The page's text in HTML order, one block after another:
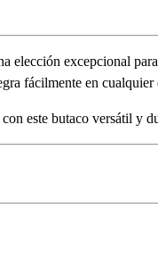
elección excepcional
fácilmente en
este butaco versátil y